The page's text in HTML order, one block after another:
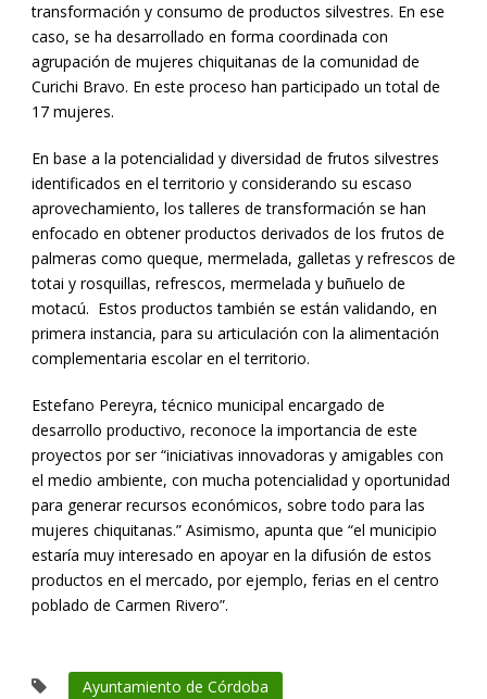
transformación y consumo de productos silvestres. En ese
caso, se ha desarrollado en forma coordinada con
agrupación de mujeres chiquitanas de la comunidad de
Curichi Bravo. En este proceso han participado un total de
17 mujeres.
En base a la potencialidad y diversidad de frutos silvestres
identificados en el territorio y considerando su escaso
aprovechamiento, los talleres de transformación se han
enfocado en obtener productos derivados de los frutos de
palmeras como queque, mermelada, galletas y refrescos de
totai y rosquillas, refrescos, mermelada y buñuelo de
motacú. Estos productos también se están validando, en
primera instancia, para su articulación con la alimentación
complementaria escolar en el territorio.
Estefano Pereyra, técnico municipal encargado de
desarrollo productivo, reconoce la importancia de este
proyectos por ser “iniciativas innovadoras y amigables con
el medio ambiente, con mucha potencialidad y oportunidad
para generar recursos económicos, sobre todo para las
mujeres chiquitanas.” Asimismo, apunta que “el municipio
estaría muy interesado en apoyar en la difusión de estos
productos en el mercado, por ejemplo, ferias en el centro
poblado de Carmen Rivero”.
Ayuntamiento de Córdoba